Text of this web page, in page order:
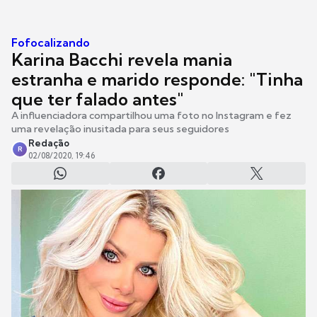
Fofocalizando
Karina Bacchi revela mania
estranha e marido responde: "Tinha
que ter falado antes"
A influenciadora compartilhou uma foto no Instagram e fez
uma revelação inusitada para seus seguidores
R
Redação
02/08/2020, 19:46